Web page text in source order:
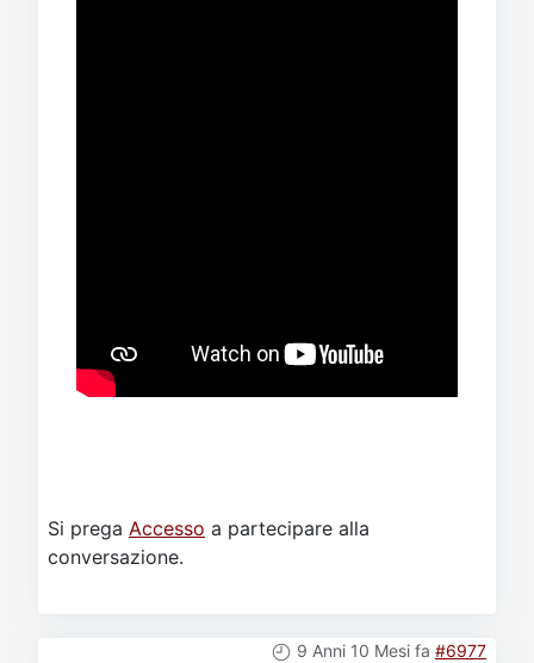
Si prega Accesso a partecipare alla
conversazione.
9 Anni 10 Mesi fa #6977